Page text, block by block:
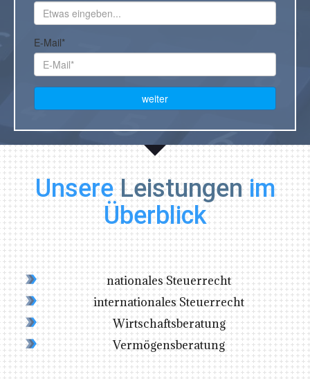
UnsereLeistungenim
Überblick
nationales Steuerrecht
internationales Steuerrecht
Wirtschaftsberatung
Vermögensberatung